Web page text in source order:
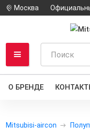
Москва
О БРЕНДЕ
Mitsubisi-aircon